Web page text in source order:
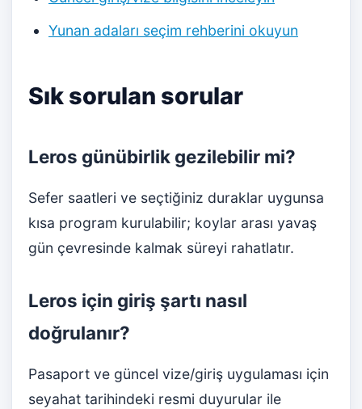
Yunan adaları seçim rehberini okuyun
Sık sorulan sorular
Leros günübirlik gezilebilir mi?
Sefer saatleri ve seçtiğiniz duraklar uygunsa
kısa program kurulabilir; koylar arası yavaş
gün çevresinde kalmak süreyi rahatlatır.
Leros için giriş şartı nasıl
doğrulanır?
Pasaport ve güncel vize/giriş uygulaması için
seyahat tarihindeki resmi duyurular ile